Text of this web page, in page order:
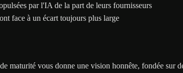
par l'IA de la part de leurs fournisseurs
face à un écart toujours plus large
maturité vous donne une vision honnête, fondée sur